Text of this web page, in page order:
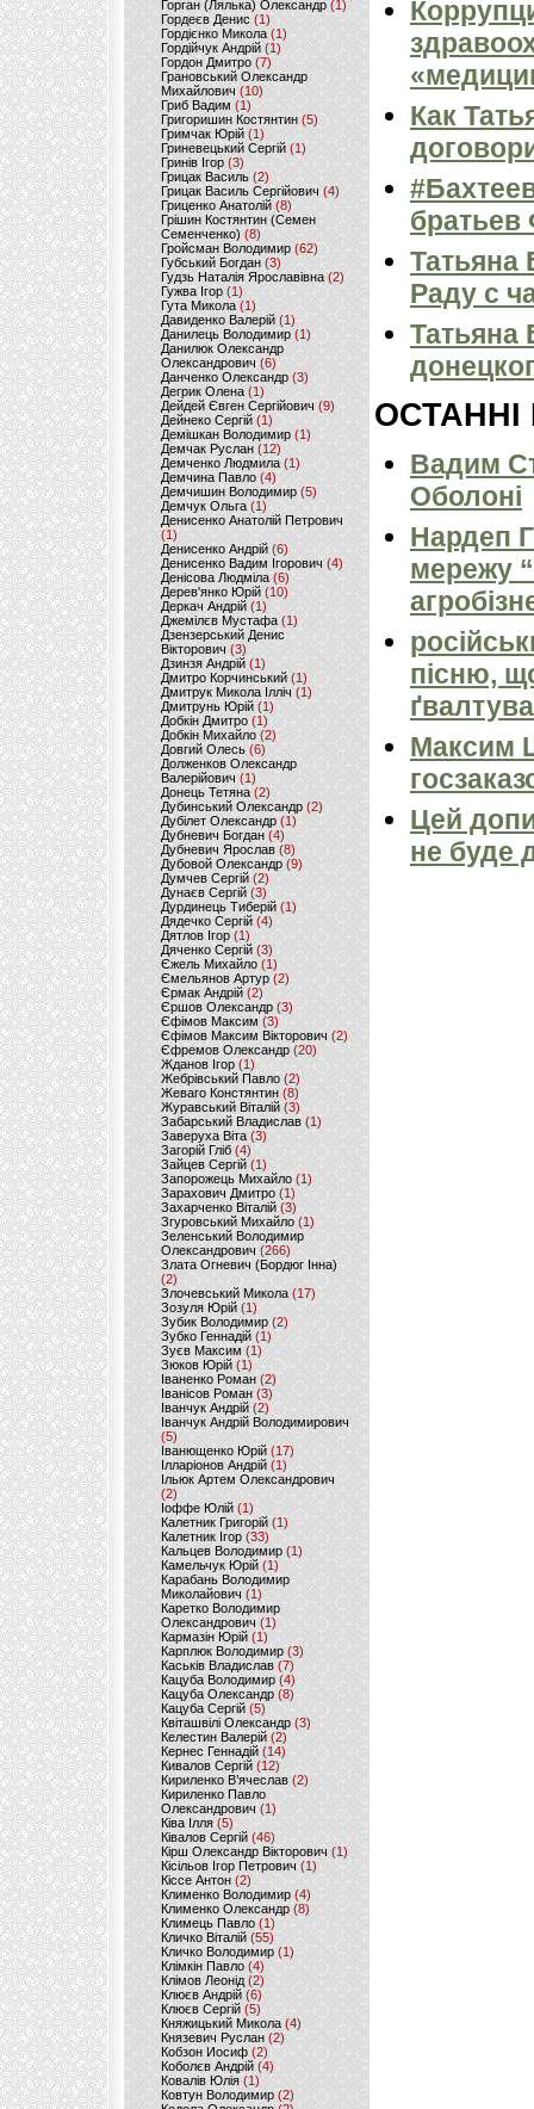
Горган (Лялька) Олександр(1)
Гордеєв Денис (1)
Гордієнко Микола (1)
Гордійчук Андрій (1)
Гордон Дмитро (7)
Грановський Олександр
Михайлович (10)
Гриб Вадим (1)
Григоришин Костянтин (5)
Гримчак Юрій(1)
Гриневецький Сергій(1)
Гринів Ігор (3)
Грицак Василь (2)
Грицак Василь Сергійович (4)
Гриценко Анатолій (8)
Грішин Костянтин (Семен
Семенченко)(8)
Гройсман Володимир(62)
Губський Богдан (3)
Гудзь Наталія Ярославівна(2)
Гужва Ігор (1)
Гута Микола (1)
Давиденко Валерій (1)
Данилець Володимир(1)
Данилюк Олександр
Олександрович (6)
Данченко Олександр (3)
Дегрик Олена(1)
Дейдей Євген Сергійович(9)
Дейнеко Сергій (1)
Демішкан Володимир(1)
Демчак Руслан (12)
Демченко Людмила (1)
Демчина Павло (4)
Демчишин Володимир (5)
Демчук Ольга(1)
Денисенко Анатолій Петрович
(1)
Денисенко Андрій (6)
Денисенко Вадим Ігорович (4)
Денісова Людміла(6)
Дерев'янко Юрій(10)
Деркач Андрій(1)
Джемілєв Мустафа (1)
Дзензерський Денис
Вікторович (3)
Дзинзя Андрій (1)
Дмитро Корчинський (1)
Дмитрук Микола Ілліч (1)
Дмитрунь Юрій (1)
Добкін Дмитро(1)
Добкін Михайло (2)
Довгий Олесь (6)
Долженков Олександр
Валерійович (1)
Донець Тетяна (2)
Дубинський Олександр(2)
Дубілет Олександр (1)
Дубневич Богдан (4)
Дубневич Ярослав (8)
Дубовой Олександр(9)
Думчев Сергій (2)
Дунаєв Сергій(3)
Дурдинець Тиберій (1)
Дядечко Сергій (4)
Дятлов Ігор (1)
Дяченко Сергій (3)
Єжель Михайло (1)
Ємельянов Артур (2)
Єрмак Андрій (2)
Єршов Олександр (3)
Єфімов Максим (3)
Єфімов Максим Вікторович (2)
Єфремов Олександр (20)
Жданов Ігор (1)
Жебрівський Павло (2)
Жеваго Констянтин (8)
Журавський Віталій (3)
Забарський Владислав (1)
Заверуха Віта (3)
Загорій Гліб (4)
Зайцев Сергій(1)
Запорожець Михайло (1)
Зарахович Дмитро (1)
Захарченко Віталій (3)
Згуровський Михайло (1)
Зеленський Володимир
Олександрович (266)
Злата Огневич (Бордюг Інна)
(2)
Злочевський Микола(17)
Зозуля Юрій (1)
Зубик Володимир (2)
Зубко Геннадій (1)
Зуєв Максим(1)
Зюков Юрій (1)
Іваненко Роман (2)
Іванісов Роман (3)
Іванчук Андрій(2)
Іванчук Андрій Володимирович
(5)
Іванющенко Юрій (17)
Ілларіонов Андрій (1)
Ільюк Артем Олександрович
(2)
Іоффе Юлій (1)
Калетник Григорій(1)
Калетник Ігор (33)
Кальцев Володимир(1)
Камельчук Юрій (1)
Карабань Володимир
Миколайович (1)
Каретко Володимир
Олександрович (1)
Кармазін Юрій(1)
Карплюк Володимир(3)
Каськів Владислав (7)
Кацуба Володимир (4)
Кацуба Олександр (8)
Кацуба Сергій (5)
Квіташвілі Олександр(3)
Келестин Валерій(2)
Кернес Геннадій (14)
Кивалов Сергій (12)
Кириленко В’ячеслав (2)
Кириленко Павло
Олександрович (1)
Ківа Ілля (5)
Ківалов Сергій(46)
Кірш Олександр Вікторович (1)
Кісільов Ігор Петрович (1)
Кіссе Антон (2)
Клименко Володимир(4)
Клименко Олександр (8)
Климець Павло (1)
Кличко Віталій(55)
Кличко Володимир (1)
Клімкін Павло (4)
Клімов Леонід(2)
Клюєв Андрій(6)
Клюєв Сергій (5)
Княжицький Микола(4)
Князевич Руслан (2)
Кобзон Иосиф(2)
Коболєв Андрій (4)
Ковалів Юлія(1)
Ковтун Володимир (2)
Как
братьев
Татьяна
Раду с
Татьяна
ОСТАННІ
Вадим
Оболоні
Нардеп
мережу
пісню,
Максим
Цей
не буде